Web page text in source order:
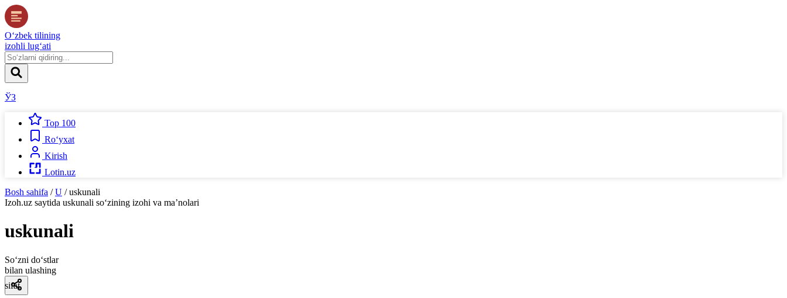
O‘zbek tilining
izohli lug‘ati
ЎЗ
Top 100
Ro‘yxat
Kirish
Lotin.uz
Bosh sahifa / U / uskunali
Izoh.uz saytida uskunali so‘zining izohi va ma’nolari
uskunali
So‘zni do‘stlar
bilan ulashing
sifat